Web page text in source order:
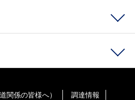
関係の皆様へ）
調達情報